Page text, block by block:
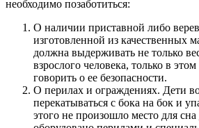
необходимо позаботиться:
О наличии приставной либо
изготовленной из качественных
должна выдерживать не только
взрослого человека, только в
говорить о ее безопасности.
О перилах и ограждениях. Дети
перекатываться с бока на бок и
этого не произошло место для